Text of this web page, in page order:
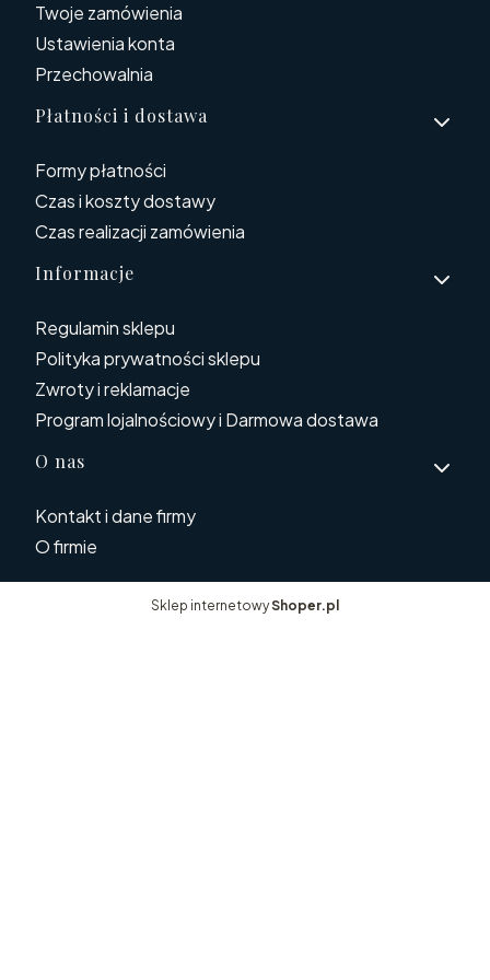
Twoje zamówienia
Ustawienia konta
Przechowalnia
Płatności i dostawa
Formy płatności
Czas i koszty dostawy
Czas realizacji zamówienia
Informacje
Regulamin sklepu
Polityka prywatności sklepu
Zwroty i reklamacje
Program lojalnościowy i Darmowa dostawa
O nas
Kontakt i dane firmy
O firmie
Sklep internetowyShoper.pl